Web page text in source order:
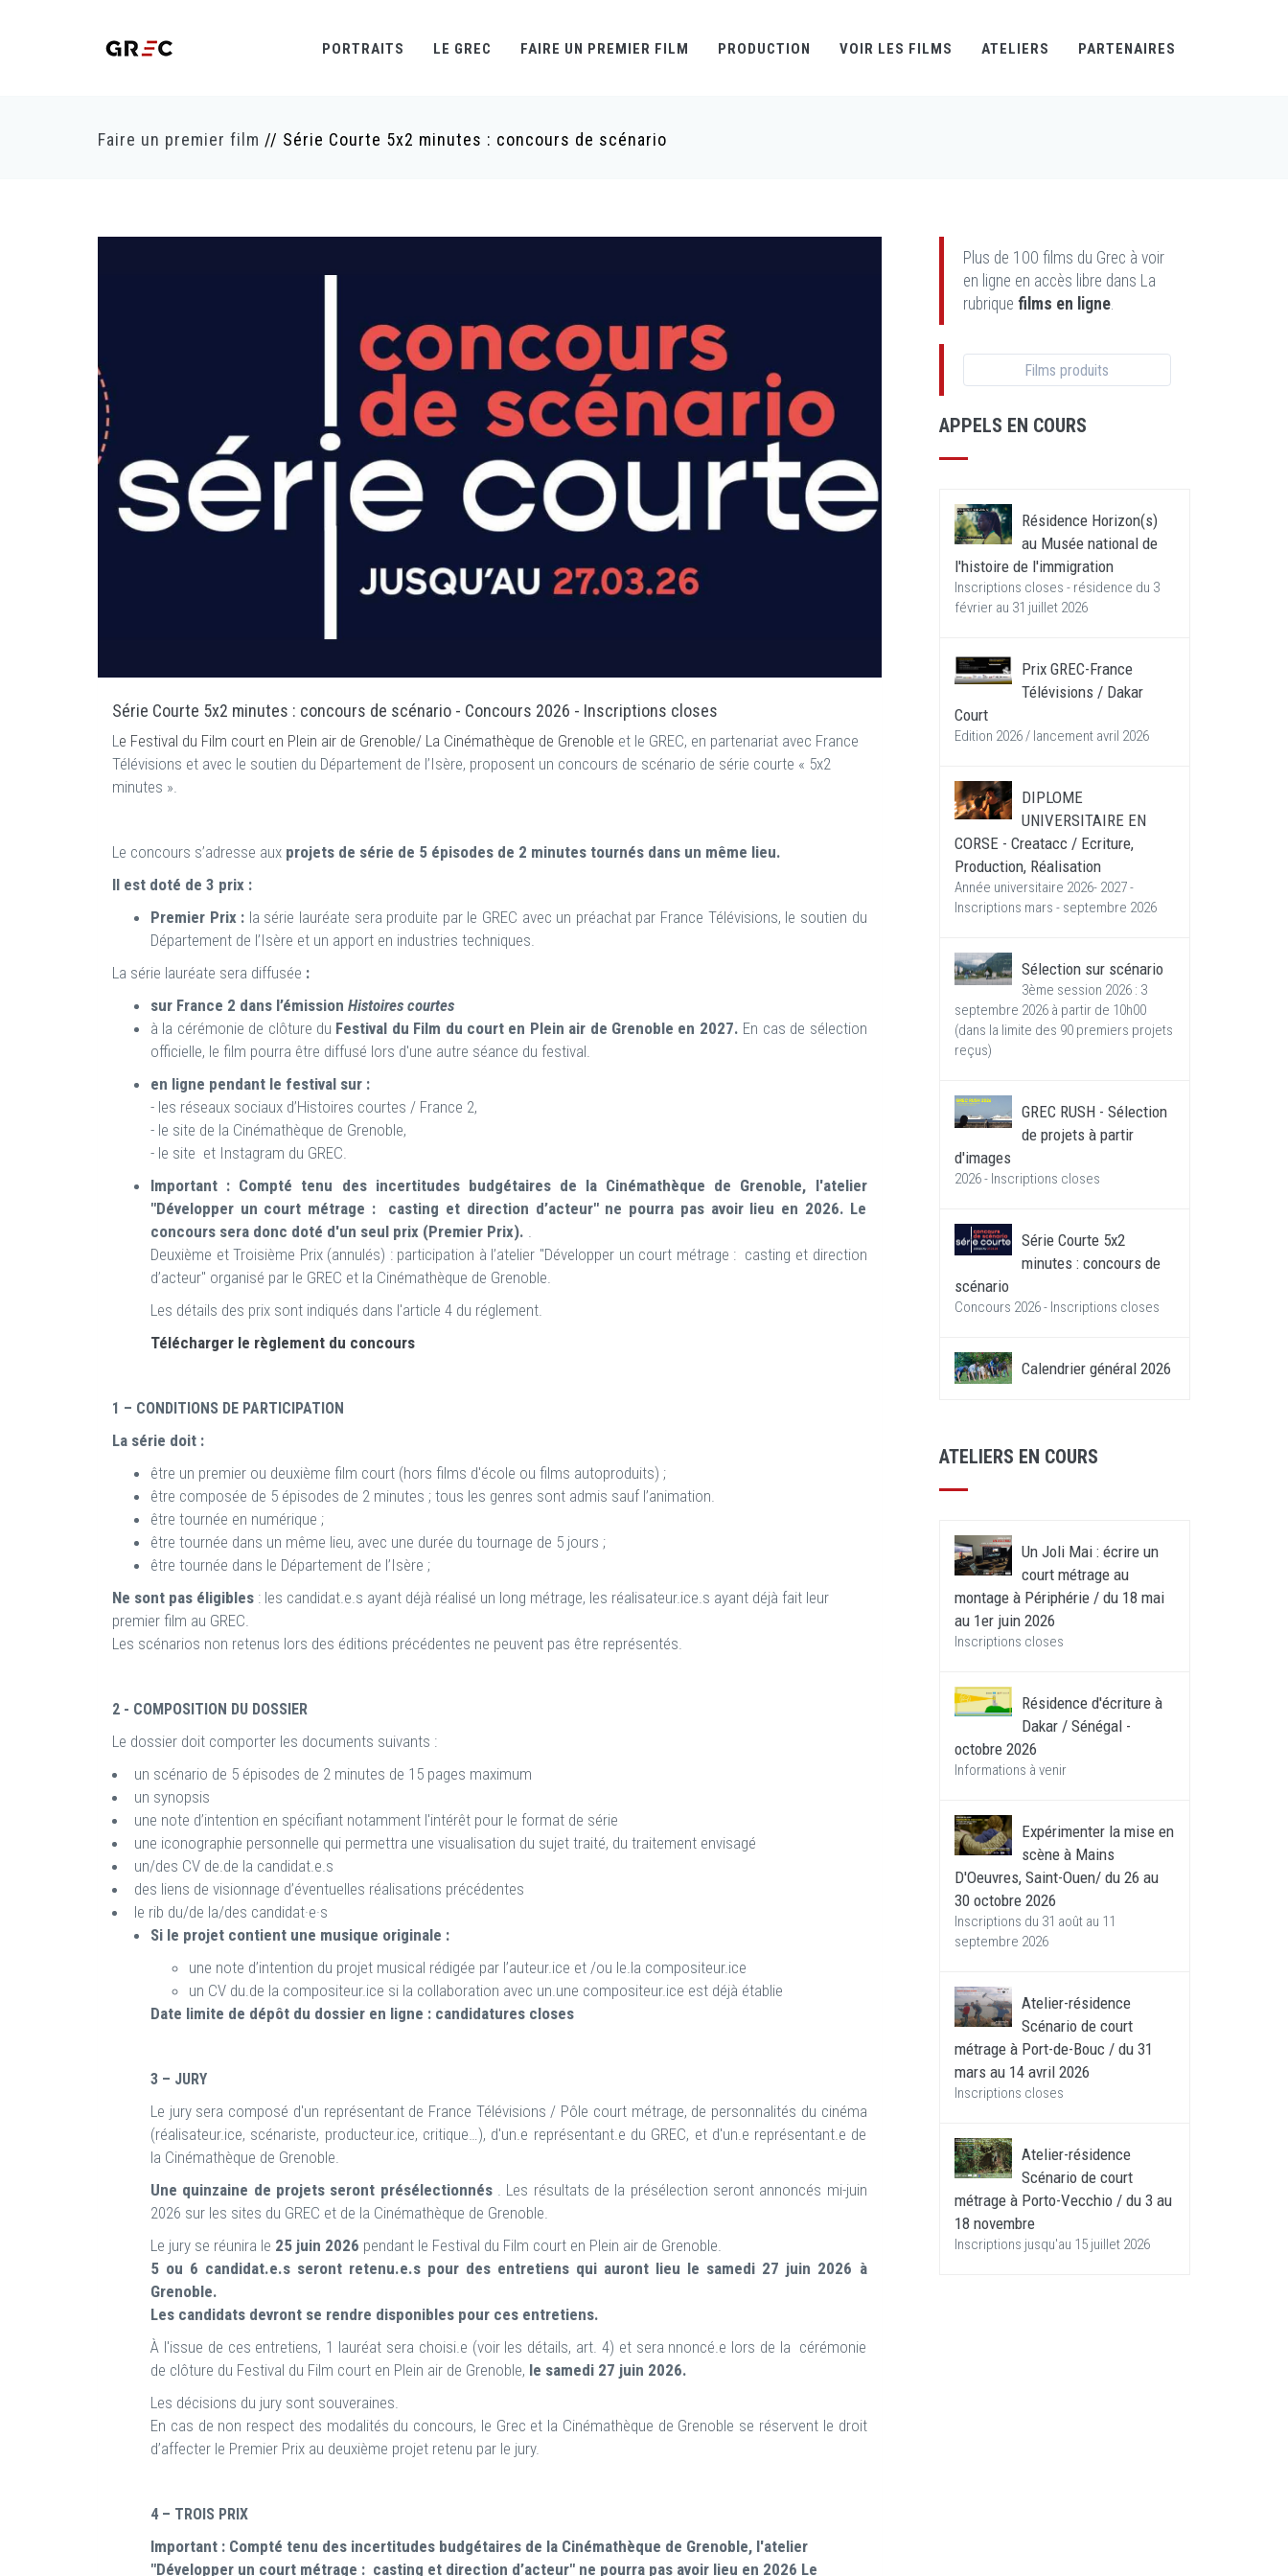
PORTRAITS LE GREC FAIRE UN PREMIER FILM PRODUCTION VOIR LES FILMS ATELIERS PARTENAIRES
Faire un premier film // Série Courte 5x2 minutes : concours de scénario
Série Courte 5x2 minutes : concours de scénario - Concours 2026 - Inscriptions closes
Le Festival du Film court en Plein air de Grenoble/ La Cinémathèque de Grenoble et le GREC, en partenariat avec France
Télévisions et avec le soutien du Département de l’Isère, proposent un concours de scénario de série courte « 5x2
minutes ».
Le concours s’adresse aux projets de série de 5 épisodes de 2 minutes tournés dans un même lieu.
Il est doté de 3 prix :
Premier Prix : la série lauréate sera produite par le GREC avec un préachat par France Télévisions, le soutien du
Département de l’Isère et un apport en industries techniques.
La série lauréate sera diffusée :
sur France 2 dans l’émission Histoires courtes
à la cérémonie de clôture du Festival du Film du court en Plein air de Grenoble en 2027. En cas de sélection
officielle, le film pourra être diffusé lors d'une autre séance du festival.
en ligne pendant le festival sur :
- les réseaux sociaux d’Histoires courtes / France 2,
- le site de la Cinémathèque de Grenoble,
- le site et Instagram du GREC.
Important : Compté tenu des incertitudes budgétaires de la Cinémathèque de Grenoble, l'atelier
"Développer un court métrage : casting et direction d’acteur" ne pourra pas avoir lieu en 2026. Le
concours sera donc doté d'un seul prix (Premier Prix). .
Deuxième et Troisième Prix (annulés) : participation à l’atelier "Développer un court métrage : casting et direction
d’acteur" organisé par le GREC et la Cinémathèque de Grenoble.
Les détails des prix sont indiqués dans l'article 4 du réglement.
Télécharger le règlement du concours
1 – CONDITIONS DE PARTICIPATION
La série doit :
être un premier ou deuxième film court (hors films d'école ou films autoproduits) ;
être composée de 5 épisodes de 2 minutes ; tous les genres sont admis sauf l’animation.
être tournée en numérique ;
être tournée dans un même lieu, avec une durée du tournage de 5 jours ;
être tournée dans le Département de l’Isère ;
Ne sont pas éligibles : les candidat.e.s ayant déjà réalisé un long métrage, les réalisateur.ice.s ayant déjà fait leur
premier film au GREC.
Les scénarios non retenus lors des éditions précédentes ne peuvent pas être représentés.
2 - COMPOSITION DU DOSSIER
Le dossier doit comporter les documents suivants :
un scénario de 5 épisodes de 2 minutes de 15 pages maximum
un synopsis
une note d’intention en spécifiant notamment l'intérêt pour le format de série
une iconographie personnelle qui permettra une visualisation du sujet traité, du traitement envisagé
un/des CV de.de la candidat.e.s
des liens de visionnage d’éventuelles réalisations précédentes
le rib du/de la/des candidat·e·s
Si le projet contient une musique originale :
une note d’intention du projet musical rédigée par l’auteur.ice et /ou le.la compositeur.ice
un CV du.de la compositeur.ice si la collaboration avec un.une compositeur.ice est déjà établie
Date limite de dépôt du dossier en ligne : candidatures closes
3 – JURY
Le jury sera composé d'un représentant de France Télévisions / Pôle court métrage, de personnalités du cinéma
(réalisateur.ice, scénariste, producteur.ice, critique…), d'un.e représentant.e du GREC, et d'un.e représentant.e de
la Cinémathèque de Grenoble.
Une quinzaine de projets seront présélectionnés . Les résultats de la présélection seront annoncés mi-juin
2026 sur les sites du GREC et de la Cinémathèque de Grenoble.
Le jury se réunira le 25 juin 2026 pendant le Festival du Film court en Plein air de Grenoble.
5 ou 6 candidat.e.s seront retenu.e.s pour des entretiens qui auront lieu le samedi 27 juin 2026 à
Grenoble.
Les candidats devront se rendre disponibles pour ces entretiens.
À l'issue de ces entretiens, 1 lauréat sera choisi.e (voir les détails, art. 4) et sera nnoncé.e lors de la cérémonie
de clôture du Festival du Film court en Plein air de Grenoble, le samedi 27 juin 2026.
Les décisions du jury sont souveraines.
En cas de non respect des modalités du concours, le Grec et la Cinémathèque de Grenoble se réservent le droit
d’affecter le Premier Prix au deuxième projet retenu par le jury.
4 – TROIS PRIX
Important : Compté tenu des incertitudes budgétaires de la Cinémathèque de Grenoble, l'atelier
"Développer un court métrage : casting et direction d’acteur" ne pourra pas avoir lieu en 2026 Le
Plus de 100 films du Grec à voir
en ligne en accès libre dans La
rubrique films en ligne.
Films produits
APPELS EN COURS
Résidence Horizon(s)
au Musée national de
l'histoire de l'immigration
Inscriptions closes - résidence du 3
février au 31 juillet 2026
Prix GREC-France
Télévisions / Dakar
Court
Edition 2026 / lancement avril 2026
DIPLOME
UNIVERSITAIRE EN
CORSE - Creatacc / Ecriture,
Production, Réalisation
Année universitaire 2026- 2027 -
Inscriptions mars - septembre 2026
Sélection sur scénario
3ème session 2026 : 3
septembre 2026 à partir de 10h00
(dans la limite des 90 premiers projets
reçus)
GREC RUSH - Sélection
de projets à partir
d'images
2026 - Inscriptions closes
Série Courte 5x2
minutes : concours de
scénario
Concours 2026 - Inscriptions closes
Calendrier général 2026
ATELIERS EN COURS
Un Joli Mai : écrire un
court métrage au
montage à Périphérie / du 18 mai
au 1er juin 2026
Inscriptions closes
Résidence d'écriture à
Dakar / Sénégal -
octobre 2026
Informations à venir
Expérimenter la mise en
scène à Mains
D'Oeuvres, Saint-Ouen/ du 26 au
30 octobre 2026
Inscriptions du 31 août au 11
septembre 2026
Atelier-résidence
Scénario de court
métrage à Port-de-Bouc / du 31
mars au 14 avril 2026
Inscriptions closes
Atelier-résidence
Scénario de court
métrage à Porto-Vecchio / du 3 au
18 novembre
Inscriptions jusqu'au 15 juillet 2026